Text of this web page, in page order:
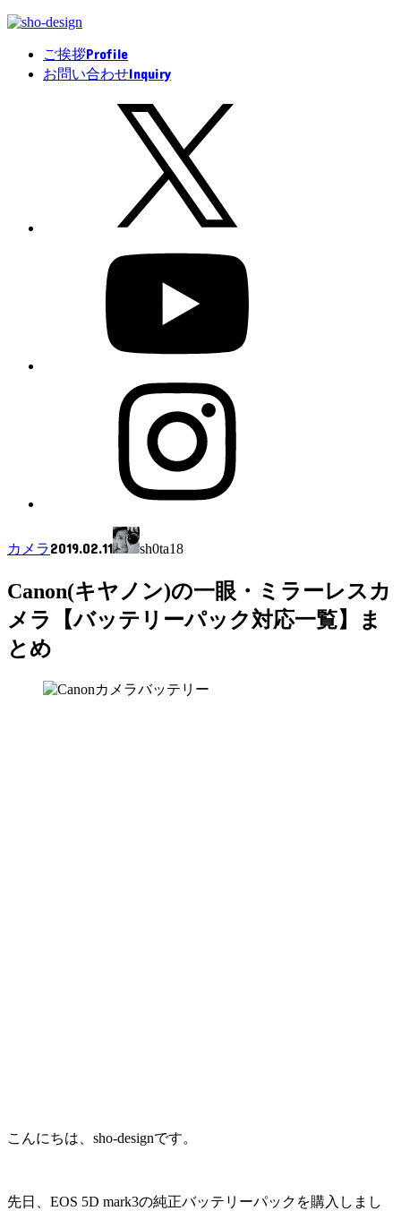
ご挨拶Profile
お問い合わせInquiry
カメラ2019.02.11 sh0ta18
Canon(キヤノン)の一眼・ミラーレスカ
メラ【バッテリーパック対応一覧】ま
とめ
こんにちは、sho-designです。
先日、EOS 5D mark3の純正バッテリーパックを購入しまし